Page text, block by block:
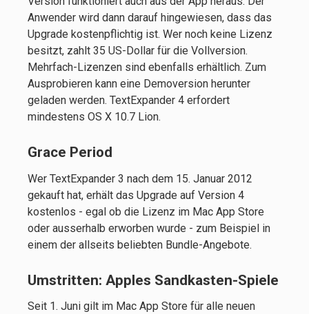
Anwender wird dann darauf hingewiesen, dass das
Upgrade kostenpflichtig ist. Wer noch keine Lizenz
besitzt, zahlt 35 US-Dollar für die Vollversion.
Mehrfach-Lizenzen sind ebenfalls erhältlich. Zum
Ausprobieren kann eine Demoversion herunter
geladen werden. TextExpander 4 erfordert
mindestens OS X 10.7 Lion.
Grace Period
Wer TextExpander 3 nach dem 15. Januar 2012
gekauft hat, erhält das Upgrade auf Version 4
kostenlos - egal ob die Lizenz im Mac App Store
oder ausserhalb erworben wurde - zum Beispiel in
einem der allseits beliebten Bundle-Angebote.
Umstritten: Apples Sandkasten-Spiele
Seit 1. Juni gilt im Mac App Store für alle neuen